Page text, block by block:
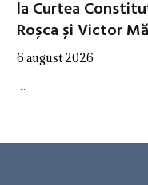
la Curtea
Roșca și Victor
6 august 2026
…